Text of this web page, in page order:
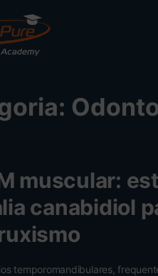
muscular:
canabidiol
temporomandibulares,